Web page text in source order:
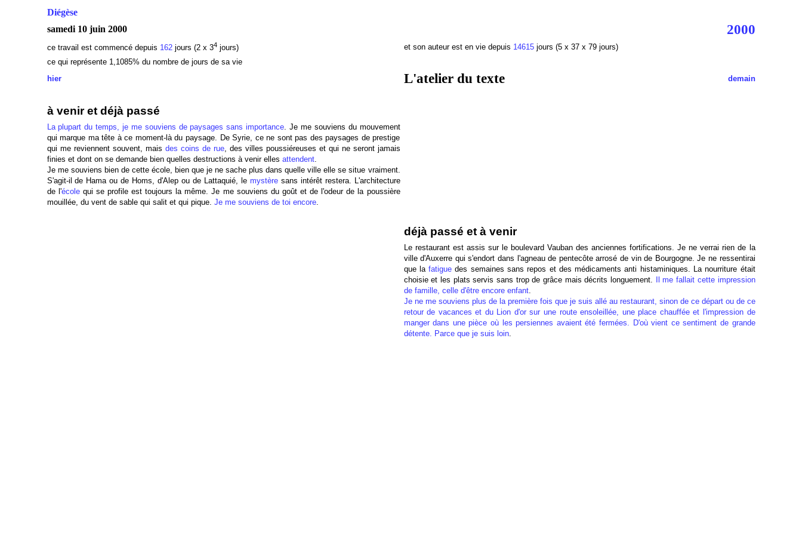
Diégèse
samedi 10 juin 2000
2000
ce travail est commencé depuis 162 jours (2 x 34jours) et son auteur est en vie depuis 14615jours (5 x 37 x 79 jours)
ce qui représente 1,1085% du nombre de jours de sa vie
hier
L'atelier du texte demain
à venir et déjà passé
La plupart du temps, je me souviens de paysages sans importance. Je me souviens du mouvement
qui marque ma tête à ce moment-là du paysage. De Syrie, ce ne sont pas des paysages de prestige
qui me reviennent souvent, mais des coins de rue, des villes poussiéreuses et qui ne seront jamais
finies et dont on se demande bien quelles destructions à venir elles attendent.
Je me souviens bien de cette école, bien que je ne sache plus dans quelle ville elle se situe vraiment.
S'agit-il de Hama ou de Homs, d'Alep ou de Lattaquié, le mystèresans intérêt restera. L'architecture
de l'écolequi se profile est toujours la même. Je me souviens du goût et de l'odeur de la poussière
mouillée, du vent de sable qui salit et qui pique. Je me souviens de toi encore.
déjà passé et à venir
Le restaurant est assis sur le boulevard Vauban des anciennes fortifications. Je ne verrai rien de la
ville d'Auxerre qui s'endort dans l'agneau de pentecôte arrosé de vin de Bourgogne. Je ne ressentirai
que lafatigue des semaines sans repos et des médicaments anti histaminiques. La nourriture était
choisie et les plats servis sans trop de grâce mais décrits longuement.
Il me fallait cette impression
de famille, celle d'être encore enfant.
Je ne me souviens plus de la première fois que je suis allé au restaurant, sinon de ce départ ou de ce
retour de vacances et du Lion d'or sur une route ensoleillée, une place chauffée et l'impression de
manger dans une pièce où les persiennes avaient été fermées. D'où vient ce sentiment de grande
détente. Parce que je suis loin.